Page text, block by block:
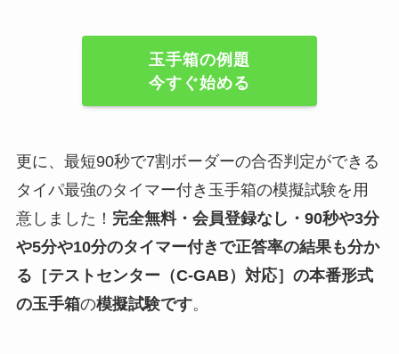
玉手箱の例題
今すぐ始める
更に、最短90秒で7割ボーダーの合否判定ができる
タイパ最強のタイマー付き玉手箱の模擬試験を用
意しました！ 完全無料・会員登録なし・90秒や3分
や5分や10分のタイマー付きで正答率の結果も分か
る ［テストセンター（C-GAB）対応］ の本番形式
の玉手箱の模擬試験です。